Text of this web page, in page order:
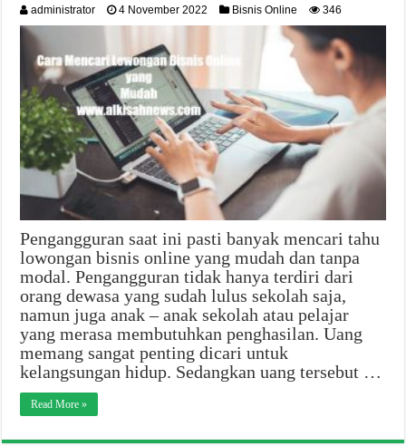
administrator 4 November 2022 Bisnis Online 346
Pengangguran saat ini pasti banyak mencari tahu
lowongan bisnis online yang mudah dan tanpa
modal. Pengangguran tidak hanya terdiri dari
orang dewasa yang sudah lulus sekolah saja,
namun juga anak – anak sekolah atau pelajar
yang merasa membutuhkan penghasilan. Uang
memang sangat penting dicari untuk
kelangsungan hidup. Sedangkan uang tersebut …
Read More »